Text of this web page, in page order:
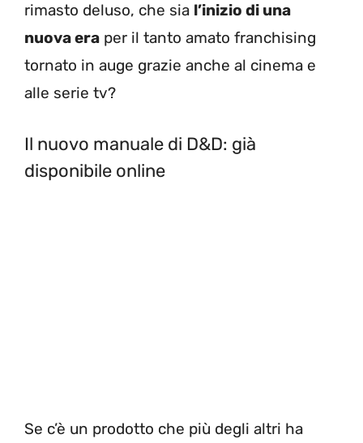
rimasto deluso, che sia l’inizio di una
nuova era per il tanto amato franchising
tornato in auge grazie anche al cinema e
alle serie tv?
Il nuovo manuale di D&D: già
disponibile online
Se c’è un prodotto che più degli altri ha